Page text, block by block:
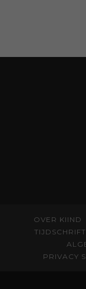
OVER KIIND
PRIVACY